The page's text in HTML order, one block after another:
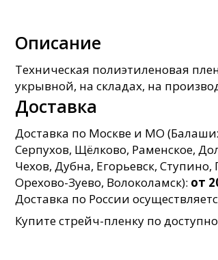
Описание
Техническая полиэтиленовая
укрывной, на складах, на
Доставка
Доставка по Москве и МО
Серпухов, Щёлково, Раменское,
Чехов, Дубна, Егорьевск,
Орехово-Зуево, Волоколамск): от
Доставка по России
Купите стрейч-пленку по